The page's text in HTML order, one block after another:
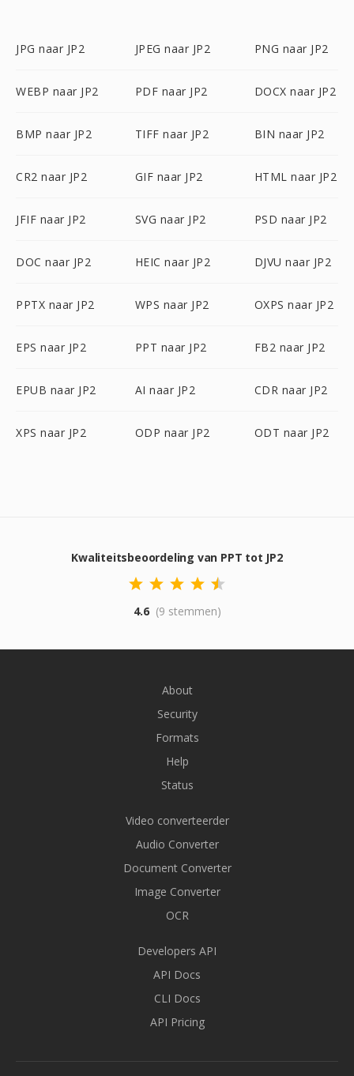
JPG naar JP2 JPEG naar JP2 PNG naar JP2
WEBP naar JP2 PDF naar JP2 DOCX naar JP2
BMP naar JP2 TIFF naar JP2 BIN naar JP2
CR2 naar JP2 GIF naar JP2 HTML naar JP2
JFIF naar JP2 SVG naar JP2 PSD naar JP2
DOC naar JP2 HEIC naar JP2 DJVU naar JP2
PPTX naar JP2 WPS naar JP2 OXPS naar JP2
EPS naar JP2 PPT naar JP2 FB2 naar JP2
EPUB naar JP2 AI naar JP2 CDR naar JP2
XPS naar JP2 ODP naar JP2 ODT naar JP2
Kwaliteitsbeoordeling van PPT tot JP2
4.6 (9 stemmen)
About
Security
Formats
Help
Status
Video converteerder
Audio Converter
Document Converter
Image Converter
OCR
Developers API
API Docs
CLI Docs
API Pricing